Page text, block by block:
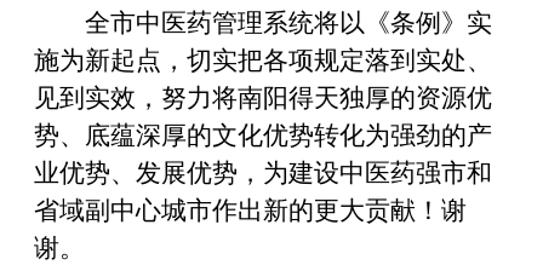
全市中医药管理系统将以《条例》实
施为新起点，切实把各项规定落到实处、
见到实效，努力将南阳得天独厚的资源优
势、底蕴深厚的文化优势转化为强劲的产
业优势、发展优势，为建设中医药强市和
省域副中心城市作出新的更大贡献！谢
谢。